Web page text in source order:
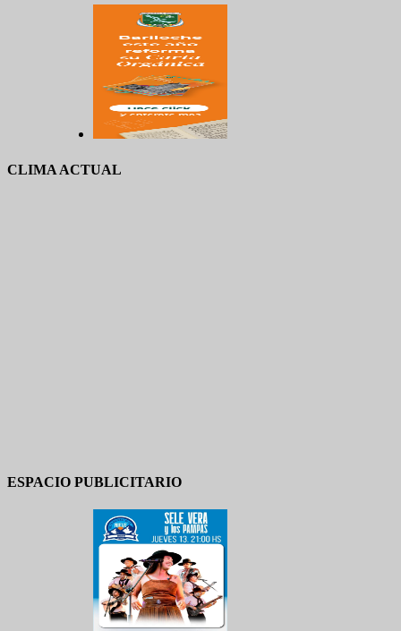
CLIMA ACTUAL
ESPACIO PUBLICITARIO